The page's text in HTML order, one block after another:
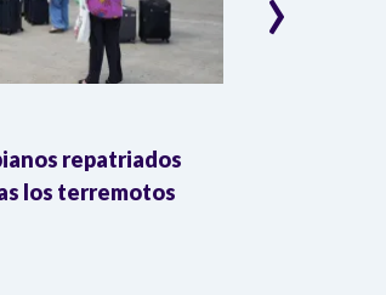
repatriados
los terremotos